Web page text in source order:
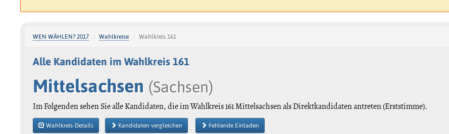
WEN WÄHLEN? 2017 Wahlkreise Wahlkreis 161
Alle Kandidaten im Wahlkreis 161
Mittelsachsen (Sachsen)
Im Folgenden sehen Sie alle Kandidaten, die im Wahlkreis 161 Mittelsachsen als Direktkandidaten antreten (Erststimme).
Kandidaten vergleichen Fehlende Einladen
Wahlkreis-Details